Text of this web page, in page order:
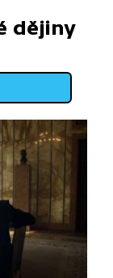
dějiny